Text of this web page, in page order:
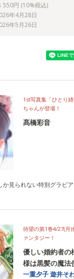
550円 (10%税込)
年4月28日
年5月26日
1st写真集「ひとり
ちゃんが登場！
髙橋彩音
見られない特別グラビア
待望の第1巻4/27(月
ァンタジー！
優しい婚約者の
様は黒髪の魔法
一重夕子遊井そ